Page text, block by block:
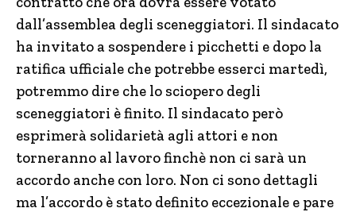
dall’assemblea degli sceneggiatori. Il sindacato
ha invitato a sospendere i picchetti e dopo la
ratifica ufficiale che potrebbe esserci martedì,
potremmo dire che lo sciopero degli
sceneggiatori è finito. Il sindacato però
esprimerà solidarietà agli attori e non
torneranno al lavoro finchè non ci sarà un
accordo anche con loro. Non ci sono dettagli
ma l’accordo è stato definito eccezionale e pare